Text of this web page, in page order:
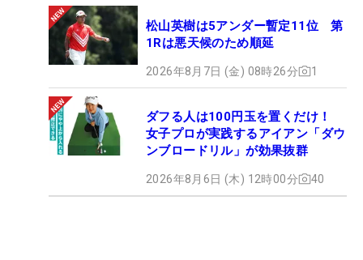
松山英樹は5アンダー暫定11位 第
1Rは悪天候のため順延
2026年8月7日 (金) 08時26分 1
ダフる人は100円玉を置くだけ！
女子プロが実践するアイアン「ダウ
ンブロードリル」が効果抜群
2026年8月6日 (木) 12時00分 40